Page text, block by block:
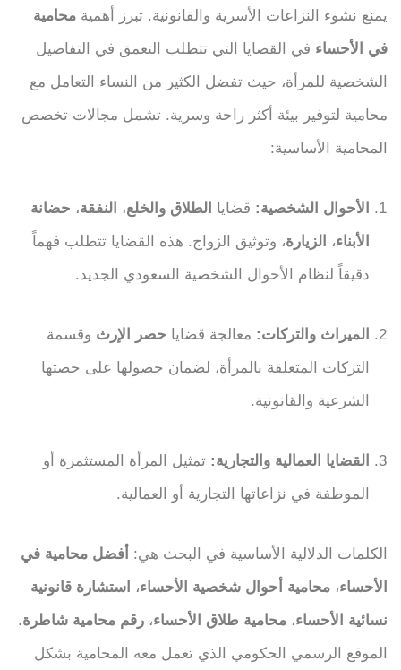
يمنع نشوء النزاعات الأسرية والقانونية. تبرز أهمية محامية
في الأحساء في القضايا التي تتطلب التعمق في التفاصيل
الشخصية للمرأة، حيث تفضل الكثير من النساء التعامل مع
محامية لتوفير بيئة أكثر راحة وسرية. تشمل مجالات تخصص
المحامية الأساسية:
الأحوال الشخصية: قضايا الطلاق والخلع، النفقة، حضانة
الأبناء، الزيارة، وتوثيق الزواج. هذه القضايا تتطلب فهماً
دقيقاً لنظام الأحوال الشخصية السعودي الجديد.
الميراث والتركات: معالجة قضايا حصر الإرث وقسمة
التركات المتعلقة بالمرأة، لضمان حصولها على حصتها
الشرعية والقانونية.
القضايا العمالية والتجارية: تمثيل المرأة المستثمرة أو
الموظفة في نزاعاتها التجارية أو العمالية.
الكلمات الدلالية الأساسية في البحث هي: أفضل محامية في
الأحساء، محامية أحوال شخصية الأحساء، استشارة قانونية
نسائية الأحساء، محامية طلاق الأحساء، رقم محامية شاطرة.
الموقع الرسمي الحكومي الذي تعمل معه المحامية بشكل